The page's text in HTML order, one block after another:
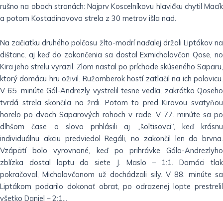
rušno na oboch stranách: Najprv Koscelníkovu hlavičku chytil Macík
a potom Kostadinovova strela z 30 metrov išla nad.
Na začiatku druhého polčasu žlto-modrí naďalej držali Liptákov na
dištanc, aj keď do zakončenia sa dostal Exmichalovčan Qose, no
Kira jeho strelu vyrazil. Zlom nastal po príchode skúseného Saparu,
ktorý domácu hru oživil. Ružomberok hostí zatlačil na ich polovicu.
V 65. minúte Gál-Andrezly vystrelil tesne vedľa, zakrátko Qoseho
tvrdá strela skončila na žrdi. Potom to pred Kirovou svätyňou
horelo po dvoch Saparových rohoch v rade. V 77. minúte sa po
dlhšom čase o slovo prihlásili aj „šoltisovci“, keď krásnu
individuálnu akciu predviedol Regáli, no zakončil len do brvna.
Vzápätí bolo vyrovnané, keď po prihrávke Gála-Andrezlyho
zblízka dostal loptu do siete J. Maslo – 1:1. Domáci tlak
pokračoval, Michalovčanom už dochádzali sily. V 88. minúte sa
Liptákom podarilo dokonať obrat, po odrazenej lopte prestrelil
všetko Daniel – 2:1…